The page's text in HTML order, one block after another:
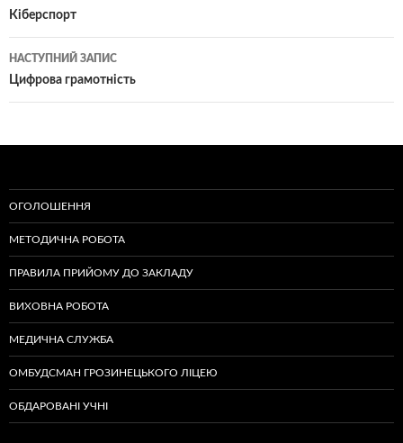
по
записам
Кіберспорт
НАСТУПНИЙ ЗАПИС
Цифрова грамотність
ОГОЛОШЕННЯ
МЕТОДИЧНА РОБОТА
ПРАВИЛА ПРИЙОМУ ДО ЗАКЛАДУ
ВИХОВНА РОБОТА
МЕДИЧНА СЛУЖБА
ОМБУДСМАН ГРОЗИНЕЦЬКОГО ЛІЦЕЮ
ОБДАРОВАНІ УЧНІ